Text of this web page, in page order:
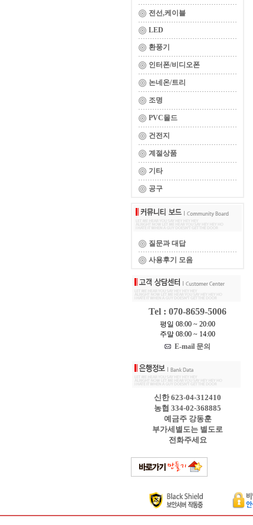
전선,케이블
LED
환풍기
인터폰/비디오폰
논네온/트리
조명
PVC몰드
건전지
계절상품
기타
공구
질문과 대답
사용후기 모음
Tel : 070-8659-5006
평일 08:00 ~ 20:00
주말 08:00 ~ 14:00
E-mail 문의
신한 623-04-312410
농협 334-02-368885
예금주 강동훈
부가세별도는 별도로
전화주세요